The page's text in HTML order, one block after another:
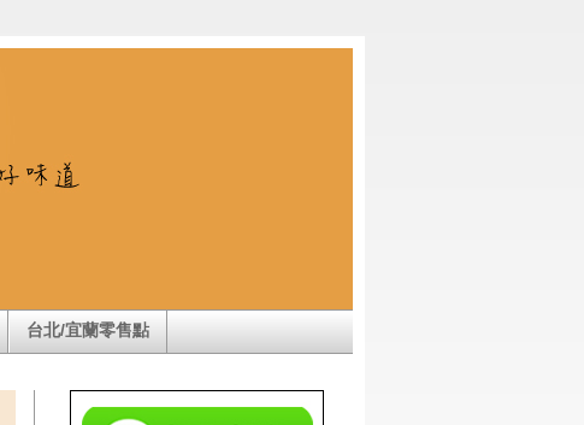
台北/宜蘭零售點